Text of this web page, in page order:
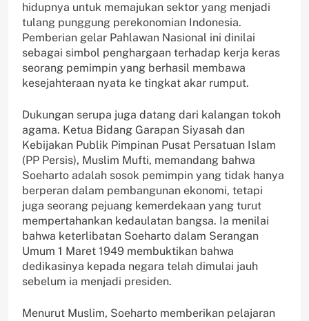
hidupnya untuk memajukan sektor yang menjadi
tulang punggung perekonomian Indonesia.
Pemberian gelar Pahlawan Nasional ini dinilai
sebagai simbol penghargaan terhadap kerja keras
seorang pemimpin yang berhasil membawa
kesejahteraan nyata ke tingkat akar rumput.
Dukungan serupa juga datang dari kalangan tokoh
agama. Ketua Bidang Garapan Siyasah dan
Kebijakan Publik Pimpinan Pusat Persatuan Islam
(PP Persis), Muslim Mufti, memandang bahwa
Soeharto adalah sosok pemimpin yang tidak hanya
berperan dalam pembangunan ekonomi, tetapi
juga seorang pejuang kemerdekaan yang turut
mempertahankan kedaulatan bangsa. Ia menilai
bahwa keterlibatan Soeharto dalam Serangan
Umum 1 Maret 1949 membuktikan bahwa
dedikasinya kepada negara telah dimulai jauh
sebelum ia menjadi presiden.
Menurut Muslim, Soeharto memberikan pelajaran